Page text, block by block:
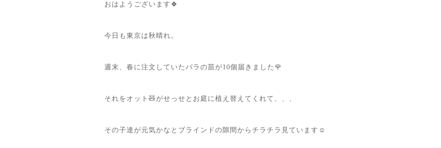
おはようございます🍀
今日も東京は秋晴れ。
週末、春に注文していたバラの苗が10個届きました🌹
それをオット🧸がせっせとお庭に植え替えてくれて、、、
その子達が元気かなとブラインドの隙間からチラチラ見ています☺️